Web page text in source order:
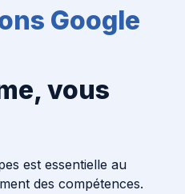
Google
vous
est essentielle au
des compétences.